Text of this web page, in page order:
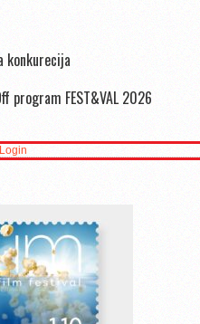
konkurecija
FEST&VAL 2026
Login